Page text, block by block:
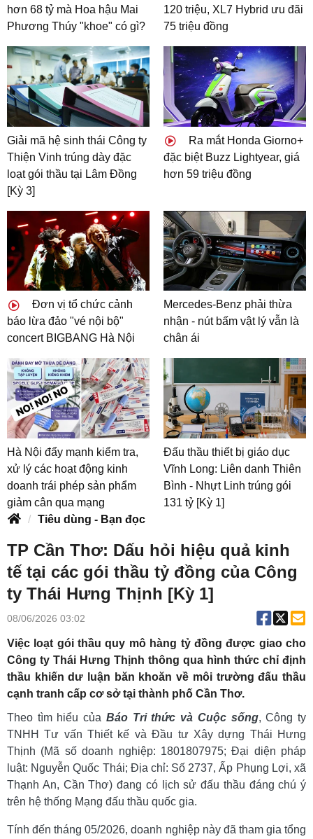
hơn 68 tỷ mà Hoa hậu Mai
Phương Thúy "khoe" có gì?
120 triệu, XL7 Hybrid ưu đãi
75 triệu đồng
Giải mã hệ sinh thái Công ty
Thiện Vinh trúng dày đặc
loạt gói thầu tại Lâm Đồng
[Kỳ 3]
Ra mắt Honda Giorno+
đặc biệt Buzz Lightyear, giá
hơn 59 triệu đồng
Đơn vị tổ chức cảnh
báo lừa đảo "vé nội bộ"
concert BIGBANG Hà Nội
Mercedes-Benz phải thừa
nhận - nút bấm vật lý vẫn là
chân ái
Hà Nội đẩy mạnh kiểm tra,
xử lý các hoạt động kinh
doanh trái phép sản phẩm
giảm cân qua mạng
Đấu thầu thiết bị giáo dục
Vĩnh Long: Liên danh Thiên
Bình - Nhựt Linh trúng gói
131 tỷ [Kỳ 1]
Tiêu dùng - Bạn đọc
TP Cần Thơ: Dấu hỏi hiệu quả kinh
tế tại các gói thầu tỷ đồng của Công
ty Thái Hưng Thịnh [Kỳ 1]
08/06/2026 03:02
Việc loạt gói thầu quy mô hàng tỷ đồng được giao cho
Công ty Thái Hưng Thịnh thông qua hình thức chỉ định
thầu khiến dư luận băn khoăn về môi trường đấu thầu
cạnh tranh cấp cơ sở tại thành phố Cần Thơ.
Theo tìm hiểu của Báo Tri thức và Cuộc sống, Công ty
TNHH Tư vấn Thiết kế và Đầu tư Xây dựng Thái Hưng
Thịnh (Mã số doanh nghiệp: 1801807975; Đại diện pháp
luật: Nguyễn Quốc Thái; Địa chỉ: Số 2737, Ấp Phụng Lợi, xã
Thạnh An, Cần Thơ) đang có lịch sử đấu thầu đáng chú ý
trên hệ thống Mạng đấu thầu quốc gia.
Tính đến tháng 05/2026, doanh nghiệp này đã tham gia tổng